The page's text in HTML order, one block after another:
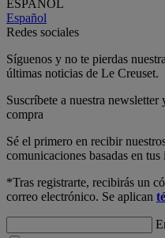
ESPAÑOL
Español
Redes sociales
Síguenos y no te pierdas
últimas noticias de Le Creuset.
Suscríbete a nuestra
compra
Sé el primero en recibir
comunicaciones basadas en
*Tras registrarte, recibirás un
correo electrónico. Se aplican